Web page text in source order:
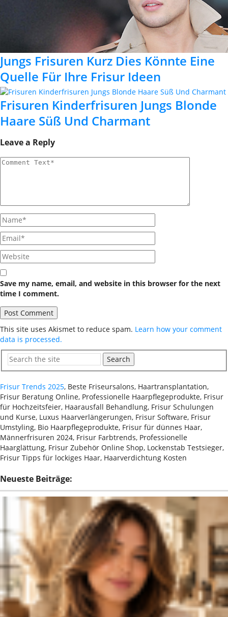
Jungs Frisuren Kurz Dies Könnte Eine
Quelle Für Ihre Frisur Ideen
Frisuren Kinderfrisuren Jungs Blonde
Haare Süß Und Charmant
Leave a Reply
Save my name, email, and website in this browser for the next
time I comment.
This site uses Akismet to reduce spam. Learn how your comment
data is processed.
Search
Frisur Trends 2025, Beste Friseursalons, Haartransplantation,
Frisur Beratung Online, Professionelle Haarpflegeprodukte, Frisur
für Hochzeitsfeier, Haarausfall Behandlung, Frisur Schulungen
und Kurse, Luxus Haarverlängerungen, Frisur Software, Frisur
Umstyling, Bio Haarpflegeprodukte, Frisur für dünnes Haar,
Männerfrisuren 2024, Frisur Farbtrends, Professionelle
Haarglättung, Frisur Zubehör Online Shop, Lockenstab Testsieger,
Frisur Tipps für lockiges Haar, Haarverdichtung Kosten
Neueste Beiträge: